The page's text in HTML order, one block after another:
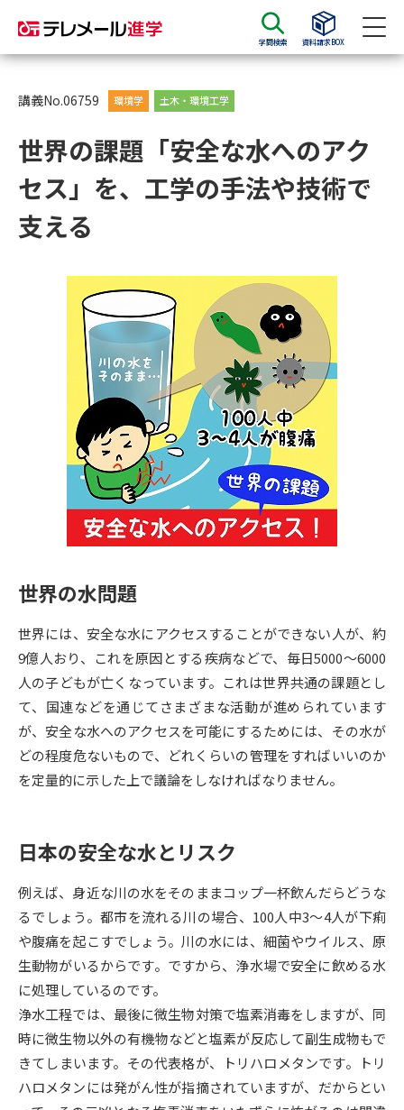
学問検索 資料請求BOX
資料請求
大学・短大の資料種類から請求
大学パンフ
大学・短大以外の資料から請求
専門学校の資料請求 大学院の資料請求
留学・進学関連、塾・予備校
大学入学共通テスト「受験案
内」の請求
大学入学共通テスト「受験上の
配慮案内」の請求
高等学校卒業程度認定試験
高等学校（情報）教員資格認定
大学研究 大学検索
大学で学べる内容や特徴を調べる
国際・グローバルに強い大学特
データサイエンス特集 奨学金・特待生制度特集
デジタルパンフレット 進路の３択
新学年スタート号特集ページ
（高3生用）
新学年スタート号特集ページ
（高2生用）
SELFBRAND特集ページ
オープンキャンパスなどを調べる
オープンキャンパス検索 実施プログラムから探す
講義No.06759 環境学 土木・環境工学
世界の課題「安全な水へのアク
セス」を、工学の手法や技術で
支える
世界の水問題
世界には、安全な水にアクセスすることができない人が、約
9億人おり、これを原因とする疾病などで、毎日5000～6000
人の子どもが亡くなっています。これは世界共通の課題とし
て、国連などを通じてさまざまな活動が進められています
が、安全な水へのアクセスを可能にするためには、その水が
どの程度危ないもので、どれくらいの管理をすればいいのか
を定量的に示した上で議論をしなければなりません。
日本の安全な水とリスク
例えば、身近な川の水をそのままコップ一杯飲んだらどうな
るでしょう。都市を流れる川の場合、100人中3～4人が下痢
や腹痛を起こすでしょう。川の水には、細菌やウイルス、原
生動物がいるからです。ですから、浄水場で安全に飲める水
に処理しているのです。
浄水工程では、最後に微生物対策で塩素消毒をしますが、同
時に微生物以外の有機物などと塩素が反応して副生成物もで
きてしまいます。その代表格が、トリハロメタンです。トリ
ハロメタンには発がん性が指摘されていますが、だからとい